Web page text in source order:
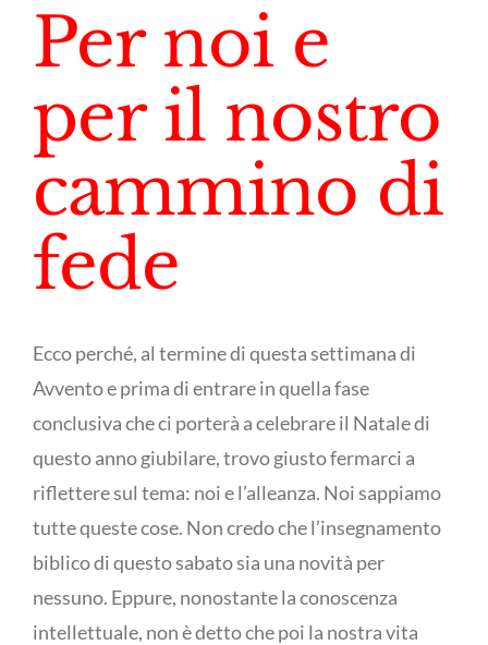
Per noi e
per il nostro
cammino di
fede
Ecco perché, al termine di questa settimana di
Avvento e prima di entrare in quella fase
conclusiva che ci porterà a celebrare il Natale di
questo anno giubilare, trovo giusto fermarci a
riflettere sul tema: noi e l’alleanza. Noi sappiamo
tutte queste cose. Non credo che l’insegnamento
biblico di questo sabato sia una novità per
nessuno. Eppure, nonostante la conoscenza
intellettuale, non è detto che poi la nostra vita